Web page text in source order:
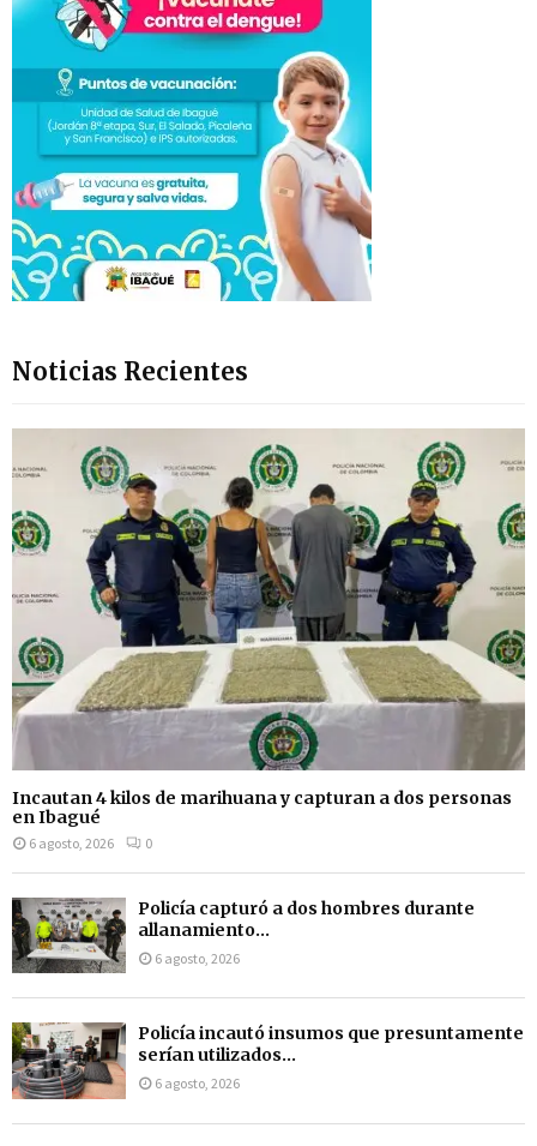
Noticias Recientes
Incautan 4 kilos de marihuana y capturan a dos personas
en Ibagué
6 agosto, 2026 0
Policía capturó a dos hombres durante
allanamiento...
6 agosto, 2026
Policía incautó insumos que presuntamente
serían utilizados...
6 agosto, 2026